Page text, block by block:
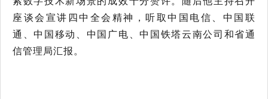
座谈会宣讲四中全会精神，听取中国电信、中国联
通、中国移动、中国广电、中国铁塔云南公司和省通
信管理局汇报。